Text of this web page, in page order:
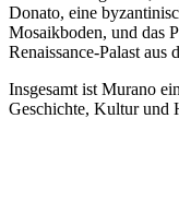
Donato, eine
Mosaikboden, und das
Renaissance-Palast aus
Insgesamt ist Murano
Geschichte, Kultur und